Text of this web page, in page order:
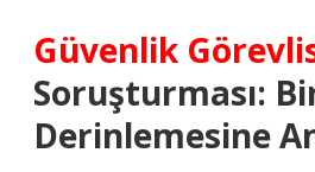
Güvenlik
Soruşturması:
Derinlemesine